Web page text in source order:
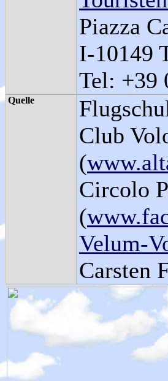
Piazza
I-10149
Tel: +39
Quelle
Club
(
Circolo
(
Velum-
Carsten